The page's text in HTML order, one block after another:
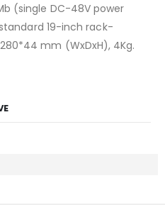
(single DC-48V power
19-inch rack-
mm (WxDxH), 4Kg.